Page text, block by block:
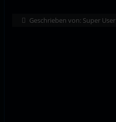
Geschrieben von: Super User